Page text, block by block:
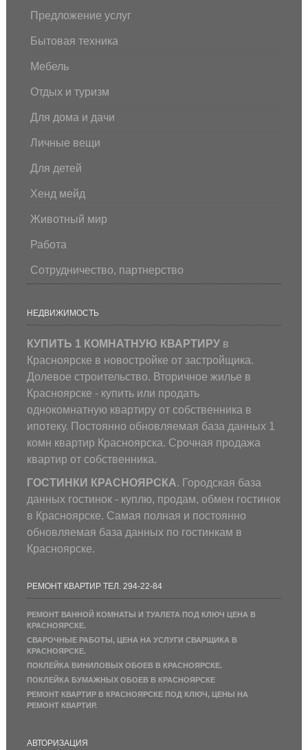
Предложение услуг
Бытовая техника
Мебель
Отдых и туризм
Для дома и дачи
Личные вещи
Для детей
Хенд мейд
Животный мир
Работа
Сотрудничество, партнерство
НЕДВИЖИМОСТЬ
КУПИТЬ 1 КОМНАТНУЮ КВАРТИРУв
Красноярске в новостройке от застройщика.
Долевое строительство. Вторичное жилье в
Красноярске - купить или продать
однокомнатную квартиру от собственника в
ипотеку. Постоянно обновляемая база данных 1
комн квартир Красноярска. Срочная продажа
квартир от собственника.
ГОСТИНКИ КРАСНОЯРСКА. Городская база
данных гостинок - куплю, продам, обмен гостинок
в Красноярске. Самая полная и постоянно
обновляемая база данных по гостинкам в
Красноярске.
РЕМОНТ КВАРТИР ТЕЛ. 294-22-84
РЕМОНТ ВАННОЙ КОМНАТЫ И ТУАЛЕТА ПОД КЛЮЧ ЦЕНА В
КРАСНОЯРСКЕ.
СВАРОЧНЫЕ РАБОТЫ, ЦЕНА НА УСЛУГИ СВАРЩИКА В
КРАСНОЯРСКЕ.
ПОКЛЕЙКА ВИНИЛОВЫХ ОБОЕВ В КРАСНОЯРСКЕ.
ПОКЛЕЙКА БУМАЖНЫХ ОБОЕВ В КРАСНОЯРСКЕ
РЕМОНТ КВАРТИР В КРАСНОЯРСКЕ ПОД КЛЮЧ, ЦЕНЫ НА
РЕМОНТ КВАРТИР.
АВТОРИЗАЦИЯ